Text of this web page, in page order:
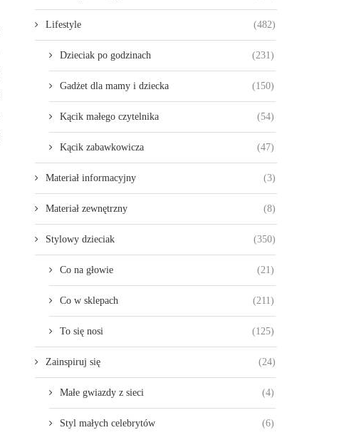
Lifestyle (482)
Dzieciak po godzinach (231)
Gadżet dla mamy i dziecka (150)
Kącik małego czytelnika (54)
Kącik zabawkowicza (47)
Materiał informacyjny (3)
Materiał zewnętrzny (8)
Stylowy dzieciak (350)
Co na głowie (21)
Co w sklepach (211)
To się nosi (125)
Zainspiruj się (24)
Małe gwiazdy z sieci (4)
Styl małych celebrytów (6)